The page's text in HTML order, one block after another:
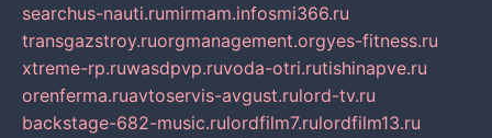
searchus-nauti.rumirmam.infosmi366.ru
transgazstroy.ruorgmanagement.orgyes-fitness.ru
xtreme-rp.ruwasdpvp.ruvoda-otri.rutishinapve.ru
orenferma.ruavtoservis-avgust.rulord-tv.ru
backstage-682-music.rulordfilm7.rulordfilm13.ru